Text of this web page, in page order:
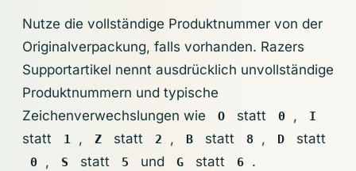
Nutze die vollständige Produktnummer von der
Originalverpackung, falls vorhanden. Razers
Supportartikel nennt ausdrücklich unvollständige
Produktnummern und typische
Zeichenverwechslungen wie
O statt 0 , I
statt 1 , Z statt 2 , B statt 8 , D statt
0 , S statt 5 und G statt 6 .